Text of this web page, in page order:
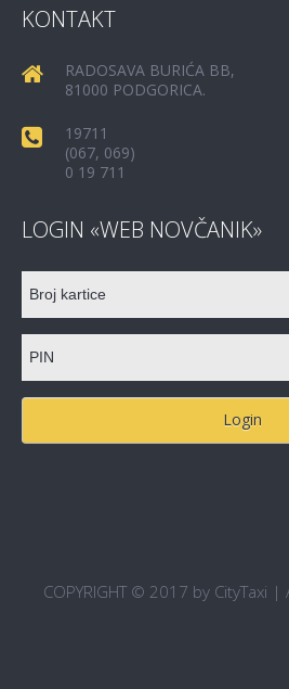
KONTAKT
RADOSAVA BURIĆA BB,
81000 PODGORICA.
19711
(067, 069)
0 19 711
LOGIN «WEB NOVČANIK»
COPYRIGHT © 2017 by CityTaxi |